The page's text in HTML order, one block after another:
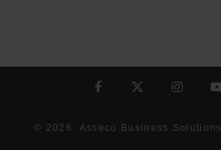
© 2026 Asseco Business Solutions